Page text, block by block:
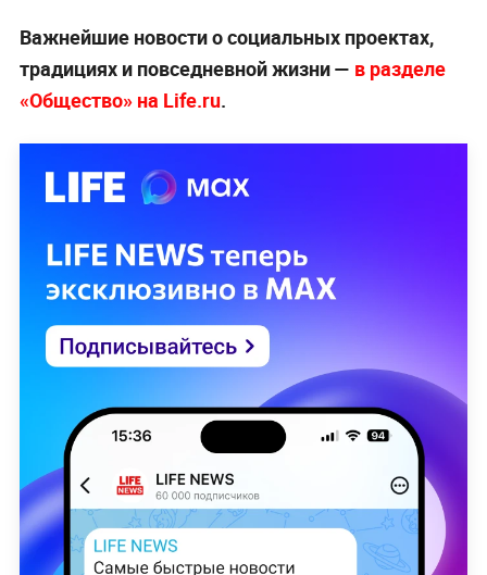
Важнейшие новости о социальных проектах,
традициях и повседневной жизни — в разделе
«Общество» на Life.ru.